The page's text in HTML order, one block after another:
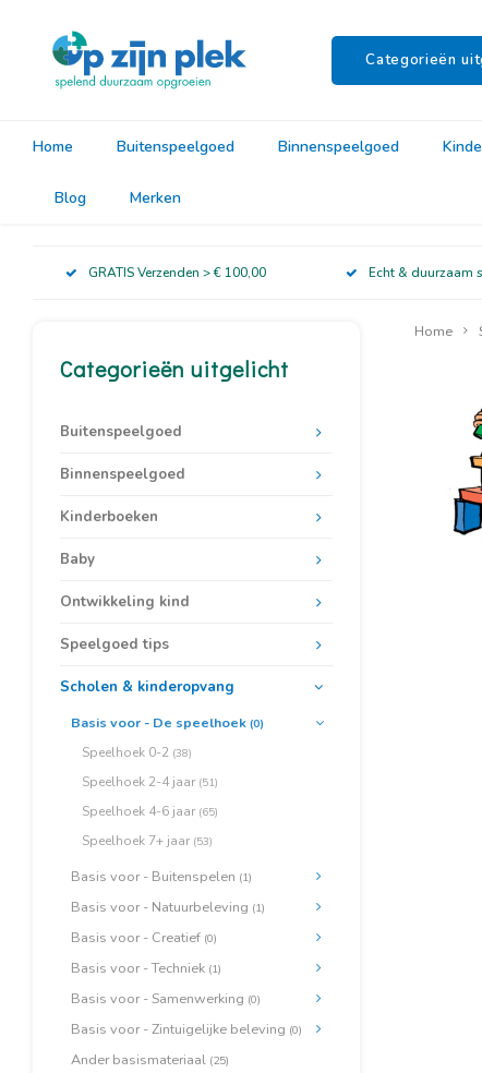
Categorieën
Home Buitenspeelgoed Binnenspeelgoed
Blog Merken
GRATIS Verzenden > € 100,00 Echt & duurzaam
Categorieën uitgelicht
Buitenspeelgoed
Binnenspeelgoed
Kinderboeken
Baby
Ontwikkeling kind
Speelgoed tips
Scholen & kinderopvang
Basis voor - De speelhoek (0)
Speelhoek 0-2 (38)
Speelhoek 2-4 jaar (51)
Speelhoek 4-6 jaar (65)
Speelhoek 7+ jaar (53)
Basis voor - Buitenspelen (1)
Basis voor - Natuurbeleving (1)
Basis voor - Creatief (0)
Basis voor - Techniek (1)
Basis voor - Samenwerking (0)
Basis voor - Zintuigelijke beleving (0)
Ander basismateriaal (25)
Home